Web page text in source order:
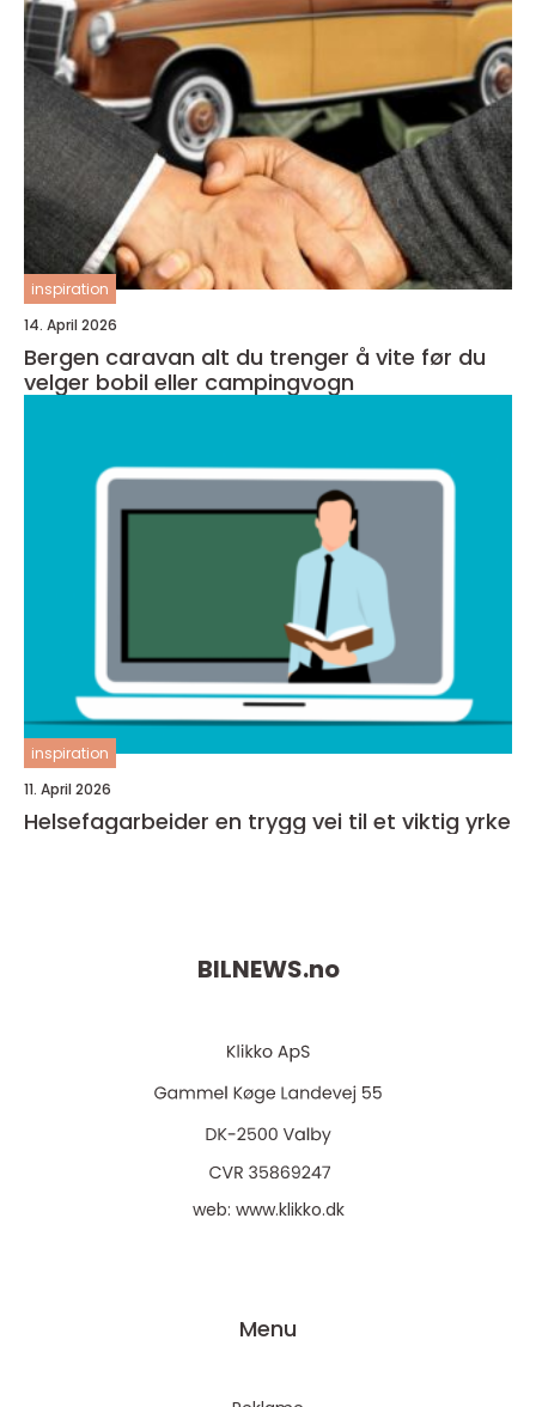
inspiration
14. April 2026
Bergen caravan alt du trenger å vite før du
velger bobil eller campingvogn
inspiration
11. April 2026
Helsefagarbeider en trygg vei til et viktig yrke
BILNEWS.no
web: www.klikko.dk
Menu